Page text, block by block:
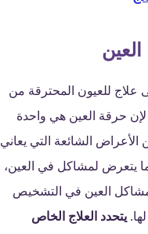
للعيون المحترقة من
حرقة العين هي واحدة
الشائعة التي يعاني
يتعرض لمشاكل في العين،
العين في التشخيص
يتحدد العلاج الخاص